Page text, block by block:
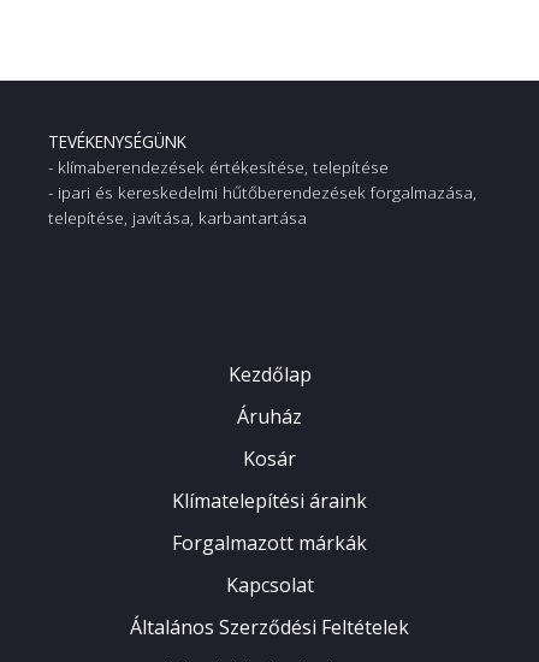
TEVÉKENYSÉGÜNK
- klímaberendezések értékesítése, telepítése
- ipari és kereskedelmi hűtőberendezések forgalmazása,
telepítése, javítása, karbantartása
Kezdőlap
Áruház
Kosár
Klímatelepítési áraink
Forgalmazott márkák
Kapcsolat
Általános Szerződési Feltételek